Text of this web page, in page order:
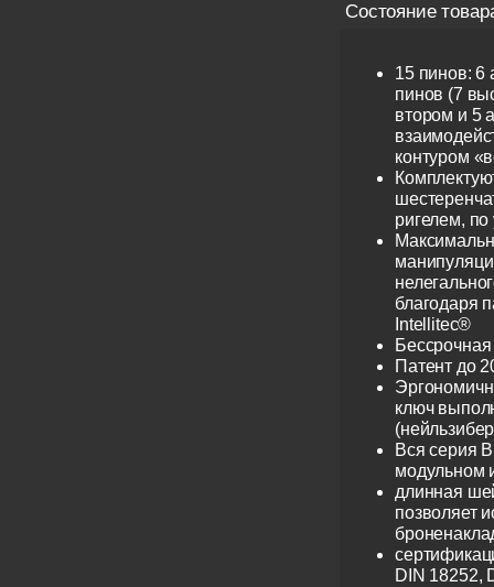
Состояние
15 пинов: 6
пинов (7
втором и 5
контуром
ригелем,
благодаря
Intellitec®
Патент до
ключ
Вся серия
модульном
длинная
позволяет
DIN 18252,